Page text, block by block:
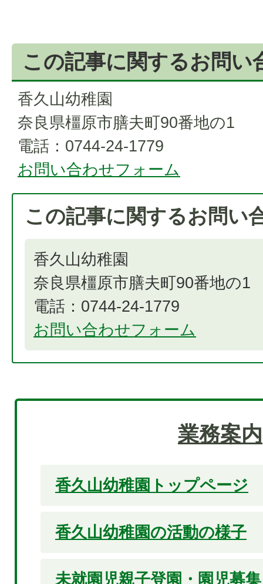
この記事に関するお問い
香久山幼稚園
奈良県橿原市膳夫町90番地の1
電話：0744-24-1779
お問い合わせフォーム
この記事に関するお問い
香久山幼稚園
奈良県橿原市膳夫町90番地の1
電話：0744-24-1779
お問い合わせフォーム
業務案内
香久山幼稚園トップページ
香久山幼稚園の活動の様子
未就園児親子登園・園児募